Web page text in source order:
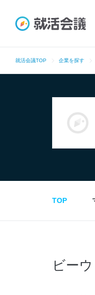
就活会議TOP 企業を探す
TOP
ビー